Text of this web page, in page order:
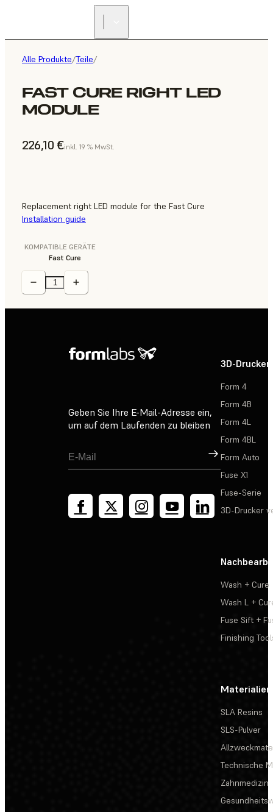
Alle Produkte/Teile/
FAST CURE RIGHT LED
MODULE
226,10 €inkl. 19 % MwSt.
Replacement right LED module for the Fast Cure
Installation guide
KOMPATIBLE GERÄTE
Fast Cure
Geben Sie Ihre E-Mail-Adresse ein,
um auf dem Laufenden zu bleiben
Registrieren
3D-Drucker
Form 4
Form 4B
Form 4L
Form 4BL
Form Auto
Fuse X1
Fuse-Serie
3D-Drucker
Wash + Cure
Wash L +
Fuse Sift +
Finishing
Materialien
SLA Resins
SLS-Pulver
Technische
Zahnmedizin